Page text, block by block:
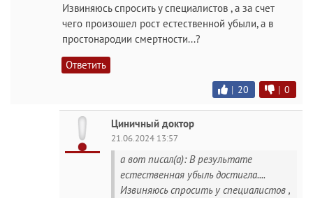
Извиняюсь спросить у специалистов , а за счет
чего произошел рост естественной убыли, а в
простонародии смертности...?
Ответить
| 20 | 0
Циничный доктор
21.06.2024 13:57
а вот писал(а): В результате
естественная убыль достигла....
Извиняюсь спросить у специалистов ,